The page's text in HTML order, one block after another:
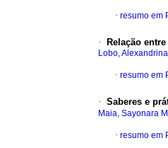
· resumo em
· Relação
Lobo,
· resumo em
· Saberes e
Maia, Sayonara
· resumo em